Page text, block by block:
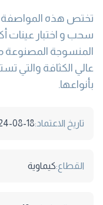
تختص هذه المواصفة
سحب و اختبار عينات
المنسوجة المصنوعة من
عالي الكثافة والتي
بأنواعها.
تاريخ الاعتماد:08-18
القطاع:كيماوية